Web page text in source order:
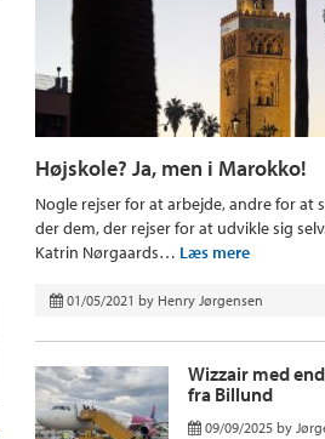
Højskole? Ja, men i Marokko!
Nogle rejser for at arbejde, andre for at
der dem, der rejser for at udvikle sig
Katrin Nørgaards… Læs mere
01/05/2021 by Henry Jørgensen
Wizzair med
fra Billund
09/09/2025 by